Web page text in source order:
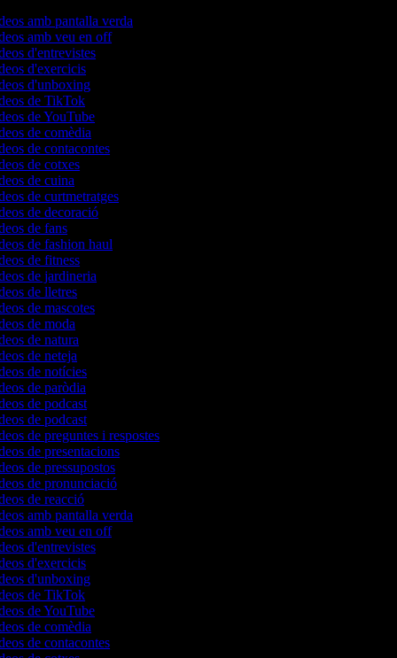
amb pantalla verda
amb veu en off
d'entrevistes
d'exercicis
d'unboxing
de TikTok
de YouTube
de comèdia
de contacontes
de cotxes
de cuina
de curtmetratges
de decoració
de fans
de fashion haul
de fitness
de jardineria
de lletres
de mascotes
de moda
de natura
de neteja
de notícies
de paròdia
de podcast
de podcast
de preguntes i respostes
de presentacions
de pressupostos
de pronunciació
de reacció
amb pantalla verda
amb veu en off
d'entrevistes
d'exercicis
d'unboxing
de TikTok
de YouTube
de comèdia
de contacontes